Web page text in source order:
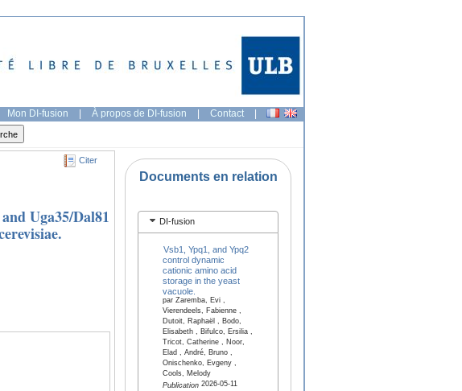
Mon DI-fusion | À propos de DI-fusion | Contact |
Citer
Uga35/Dal81
Documents en relation
DI-fusion
Vsb1, Ypq1, and Ypq2
control dynamic
cationic amino acid
storage in the yeast
vacuole.
par Zaremba, Evi ,
Vierendeels, Fabienne ,
Dutoit, Raphaël , Bodo,
Elisabeth , Bifulco, Ersilia ,
Tricot, Catherine , Noor,
Elad , André, Bruno ,
Onischenko, Evgeny ,
Cools, Melody
Publication2026-05-11